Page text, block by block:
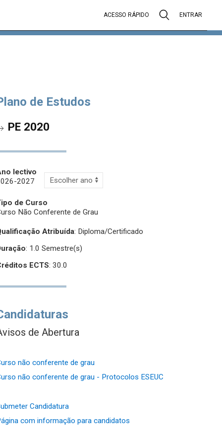
ACESSO RÁPIDO ENTRAR
de Estudos
PE 2020
lectivo
2027
de Curso
Não Conferente de Grau
Atribuída: Diploma/Certificado
: 1.0 Semestre(s)
ECTS: 30.0
de Abertura
não conferente de grau
não conferente de grau - Protocolos ESEUC
Candidatura
com informação para candidatos